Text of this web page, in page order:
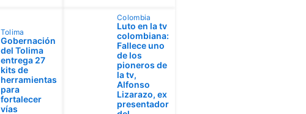
Tolima
Gobernación
del Tolima
entrega 27
kits de
herramientas
para
fortalecer
vías
Colombia
Luto en la tv
colombiana:
Fallece uno
de los
pioneros de
la tv,
Alfonso
Lizarazo, ex
presentador